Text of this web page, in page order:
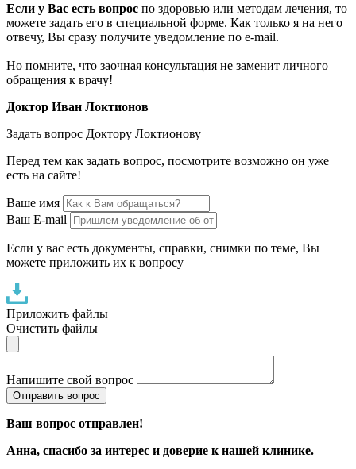
Если у Вас есть вопрос по здоровью или методам лечения, то
можете задать его в специальной форме. Как только я на него
отвечу, Вы сразу получите уведомление по e-mail.
Но помните, что заочная консультация не заменит личного
обращения к врачу!
Доктор Иван Локтионов
Задать вопрос Доктору Локтионову
Перед тем как задать вопрос, посмотрите возможно он уже
есть на сайте!
Ваше имя
Ваш E-mail
Если у вас есть документы, справки, снимки по теме, Вы
можете приложить их к вопросу
Приложить файлы
Очистить файлы
Напишите свой вопрос
Отправить вопрос
Ваш вопрос отправлен!
Анна, спасибо за интерес и доверие к нашей клинике.